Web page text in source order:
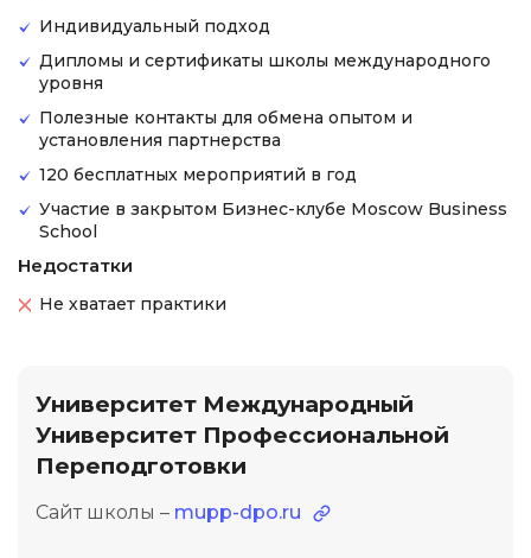
Индивидуальный подход
Дипломы и сертификаты школы международного
уровня
Полезные контакты для обмена опытом и
установления партнерства
120 бесплатных мероприятий в год
Участие в закрытом Бизнес-клубе Moscow Business
School
Недостатки
Не хватает практики
Университет Международный
Университет Профессиональной
Переподготовки
Сайт школы – mupp-dpo.ru